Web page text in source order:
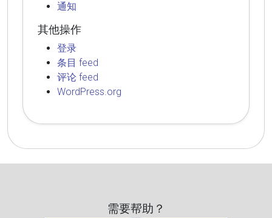
通知
其他操作
登录
条目 feed
评论 feed
WordPress.org
需要帮助？